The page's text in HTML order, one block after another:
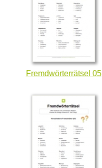
Fremdwörterrätsel 05